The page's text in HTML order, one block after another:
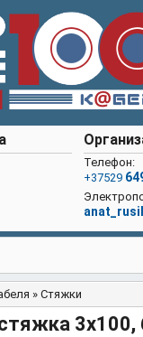
Телефон:
+37529
» Стяжки
3x100,